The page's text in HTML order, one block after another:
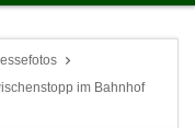
im Bahnhof